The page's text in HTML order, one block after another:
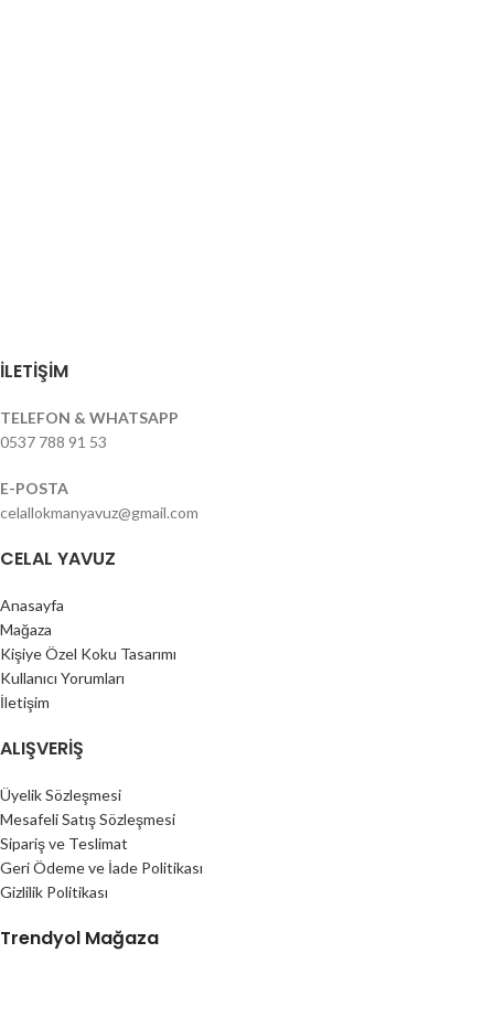
İLETİŞİM
TELEFON & WHATSAPP
0537 788 91 53
E-POSTA
celallokmanyavuz@gmail.com
CELAL YAVUZ
Anasayfa
Mağaza
Kişiye Özel Koku Tasarımı
Kullanıcı Yorumları
İletişim
ALIŞVERIŞ
Üyelik Sözleşmesi
Mesafeli Satış Sözleşmesi
Sipariş ve Teslimat
Geri Ödeme ve İade Politikası
Gizlilik Politikası
Trendyol Mağaza